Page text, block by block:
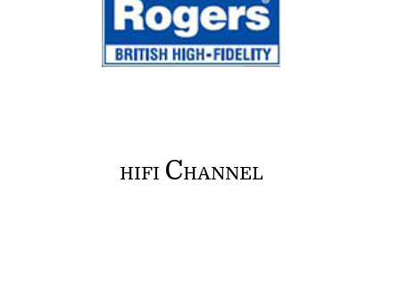
HIFI CHANNEL